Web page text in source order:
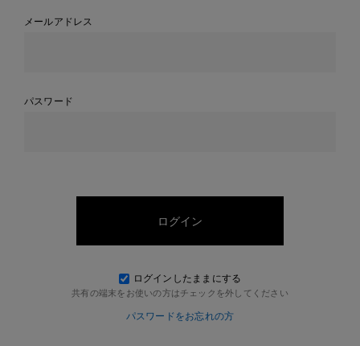
メールアドレス
パスワード
ログインしたままにする
共有の端末をお使いの方はチェックを外してください
パスワードをお忘れの方